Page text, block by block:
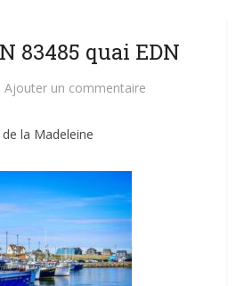
83485 quai EDN
Ajouter un commentaire
la Madeleine